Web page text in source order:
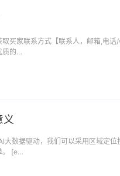
买家联系方式【联系人，邮箱,电
质的…
义
数据驱动，我们可以采用区域定位
。 [e…